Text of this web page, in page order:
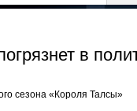
в
сезона «Короля Талсы»